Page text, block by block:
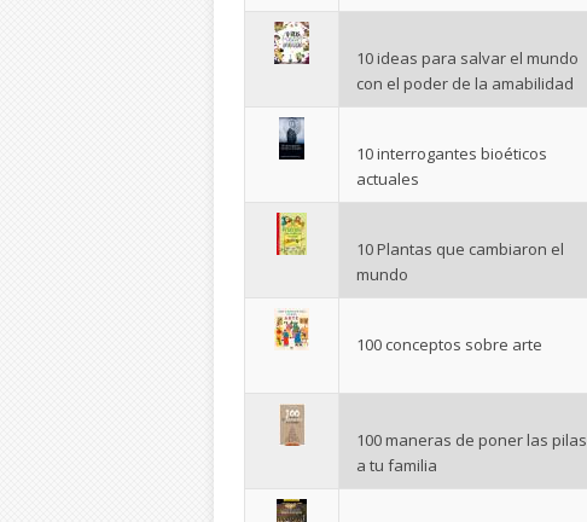
10 ideas para salvar el mundo
con el poder de la amabilidad
10 interrogantes bioéticos
actuales
10 Plantas que cambiaron el
mundo
100 conceptos sobre arte
100 maneras de poner las pilas
a tu familia